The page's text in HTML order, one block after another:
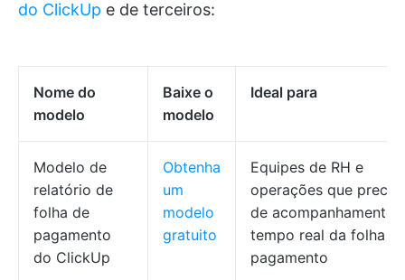
do ClickUp e de terceiros:
Nome do
modelo
Baixe o
modelo
Ideal para
Modelo de
relatório de
folha de
pagamento
do ClickUp
Obtenha
um
modelo
gratuito
Equipes de RH e
operações que
de acompanhamento
tempo real da folha
pagamento